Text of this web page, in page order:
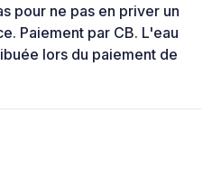
pour ne pas en priver un
Paiement par CB. L'eau
lors du paiement de